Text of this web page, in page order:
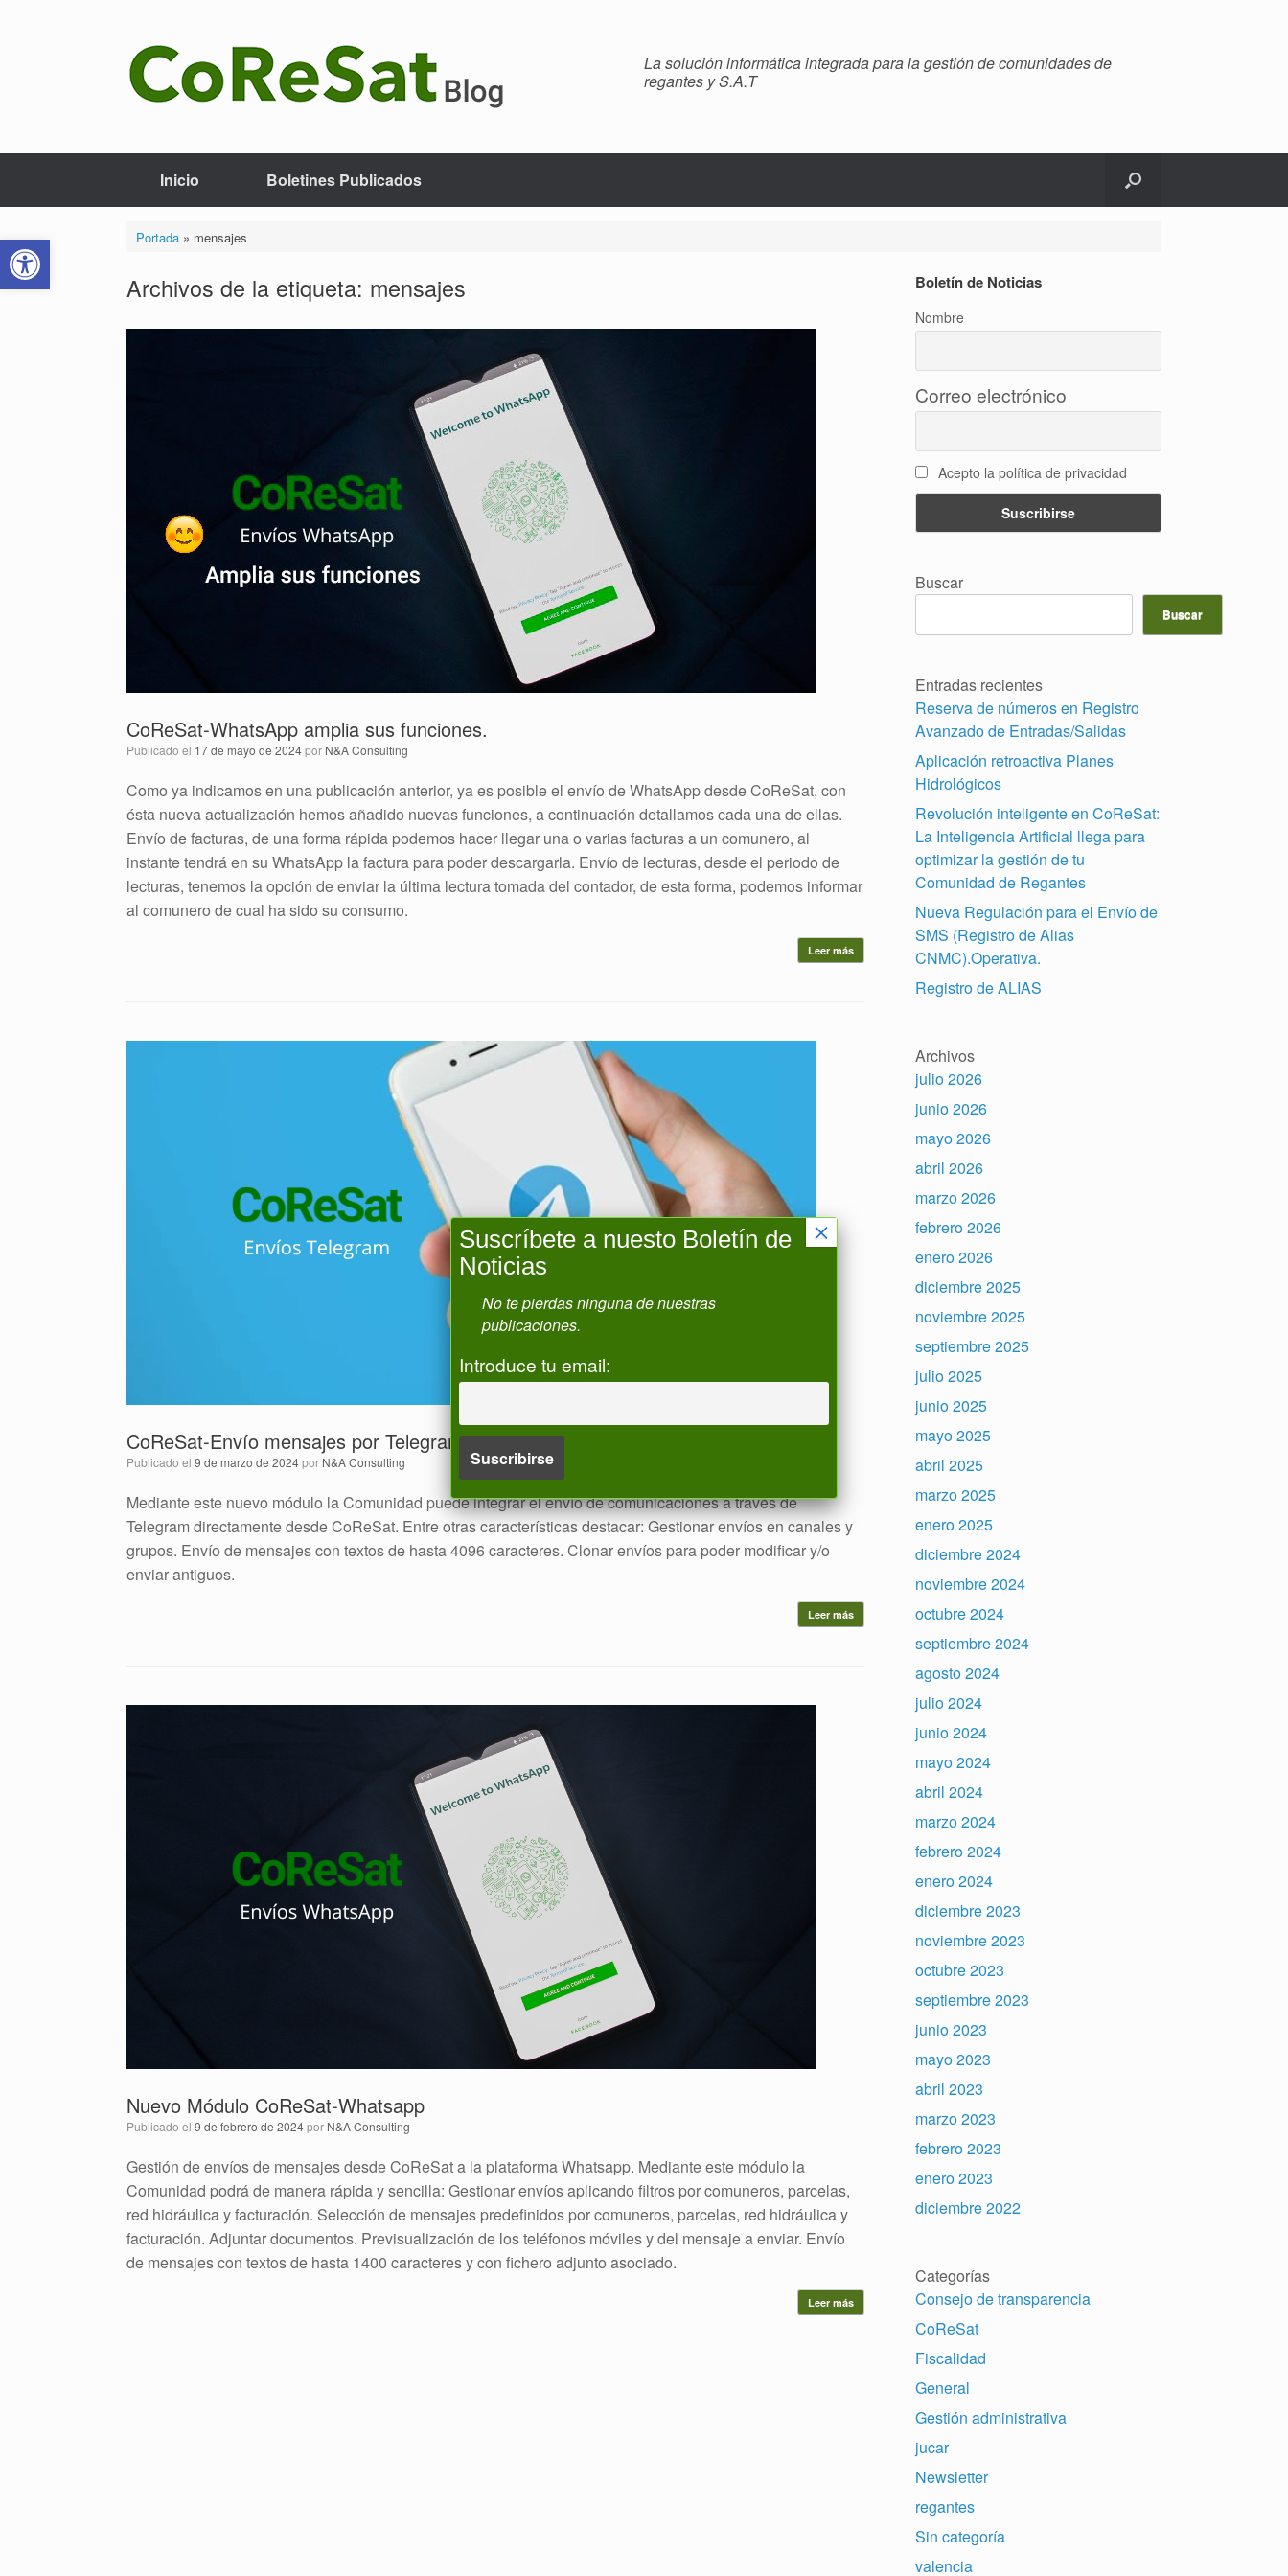
Abrir barra de herramientas
La solución informática integrada para la gestión de comunidades de
regantes y S.A.T
Inicio Boletines Publicados
Portada» mensajes
Archivos de la etiqueta: mensajes
CoReSat-WhatsApp amplia sus funciones.
Publicado el 17 de mayo de 2024por N&A Consulting
Como ya indicamos en una publicación anterior, ya es posible el envío de WhatsApp desde CoReSat, con
ésta nueva actualización hemos añadido nuevas funciones, a continuación detallamos cada una de ellas.
Envío de facturas, de una forma rápida podemos hacer llegar una o varias facturas a un comunero, al
instante tendrá en su WhatsApp la factura para poder descargarla. Envío de lecturas, desde el periodo de
lecturas, tenemos la opción de enviar la última lectura tomada del contador, de esta forma, podemos informar
al comunero de cual ha sido su consumo.
Leer más
CoReSat-Envío mensajes por Telegram
Publicado el 9 de marzo de 2024por N&A Consulting
Mediante este nuevo módulo la Comunidad puede integrar el envío de comunicaciones a través de
Telegram directamente desde CoReSat. Entre otras características destacar: Gestionar envíos en canales y
grupos. Envío de mensajes con textos de hasta 4096 caracteres. Clonar envíos para poder modificar y/o
enviar antiguos.
Leer más
Nuevo Módulo CoReSat-Whatsapp
Publicado el 9 de febrero de 2024por N&A Consulting
Gestión de envíos de mensajes desde CoReSat a la plataforma Whatsapp. Mediante este módulo la
Comunidad podrá de manera rápida y sencilla: Gestionar envíos aplicando filtros por comuneros, parcelas,
red hidráulica y facturación. Selección de mensajes predefinidos por comuneros, parcelas, red hidráulica y
facturación. Adjuntar documentos. Previsualización de los teléfonos móviles y del mensaje a enviar. Envío
de mensajes con textos de hasta 1400 caracteres y con fichero adjunto asociado.
Leer más
Boletín de Noticias
Nombre
Correo electrónico
Acepto la política de privacidad
Buscar
Buscar
Entradas recientes
Reserva de números en Registro
Avanzado de Entradas/Salidas
Aplicación retroactiva Planes
Hidrológicos
Revolución inteligente en CoReSat:
La Inteligencia Artificial llega para
optimizar la gestión de tu
Comunidad de Regantes
Nueva Regulación para el Envío de
SMS (Registro de Alias
CNMC).Operativa.
Registro de ALIAS
Archivos
julio 2026
junio 2026
mayo 2026
abril 2026
marzo 2026
febrero 2026
enero 2026
diciembre 2025
noviembre 2025
septiembre 2025
julio 2025
junio 2025
mayo 2025
abril 2025
marzo 2025
enero 2025
diciembre 2024
noviembre 2024
octubre 2024
septiembre 2024
agosto 2024
julio 2024
junio 2024
mayo 2024
abril 2024
marzo 2024
febrero 2024
enero 2024
diciembre 2023
noviembre 2023
octubre 2023
septiembre 2023
junio 2023
mayo 2023
abril 2023
marzo 2023
febrero 2023
enero 2023
diciembre 2022
Categorías
Consejo de transparencia
CoReSat
Fiscalidad
General
Gestión administrativa
jucar
Newsletter
regantes
Sin categoría
valencia
Suscríbete a nuesto Boletín de
Noticias
No te pierdas ninguna de nuestras
publicaciones.
Introduce tu email:
×